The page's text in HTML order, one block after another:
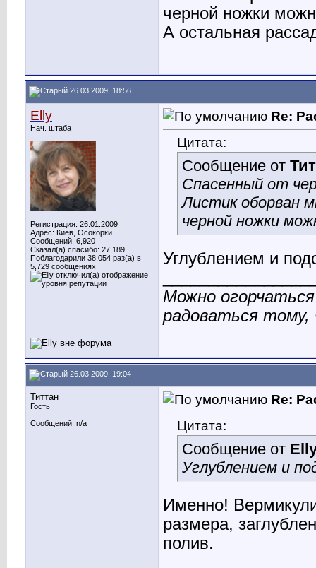
черной ножки
А остальная
26.03.2009, 18:56
Elly
Нач. штаба
Регистрация: 26.01.2009
Адрес: Киев, Осокорки
Сообщений: 6,920
Сказал(а) спасибо: 27,189
Поблагодарили 38,054 раз(а) в
5,729 сообщениях
Re:
Цитата:
Сообщение от
Спасенный от
Листик оборван
черной ножки
Углублением и
Можно
радоваться
26.03.2009, 19:04
Титтан
Гость
Сообщений: n/a
Re:
Цитата:
Сообщение от
Углублением и
Именно!
размера,
полив.